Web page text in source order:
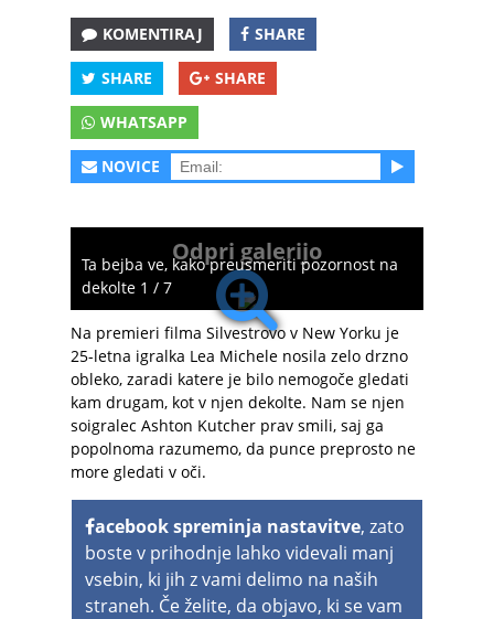
KOMENTIRAJ SHARE
SHARE SHARE
WHATSAPP
NOVICE
Odpri galerijo
Ta bejba ve, kako preusmeriti pozornost na
dekolte 1 / 7
Na premieri filma Silvestrovo v New Yorku je
25-letna igralka Lea Michele nosila zelo drzno
obleko, zaradi katere je bilo nemogoče gledati
kam drugam, kot v njen dekolte. Nam se njen
soigralec Ashton Kutcher prav smili, saj ga
popolnoma razumemo, da punce preprosto ne
more gledati v oči.
acebook spreminja nastavitve, zato
boste v prihodnje lahko videvali manj
vsebin, ki jih z vami delimo na naših
straneh. Če želite, da objavo, ki se vam